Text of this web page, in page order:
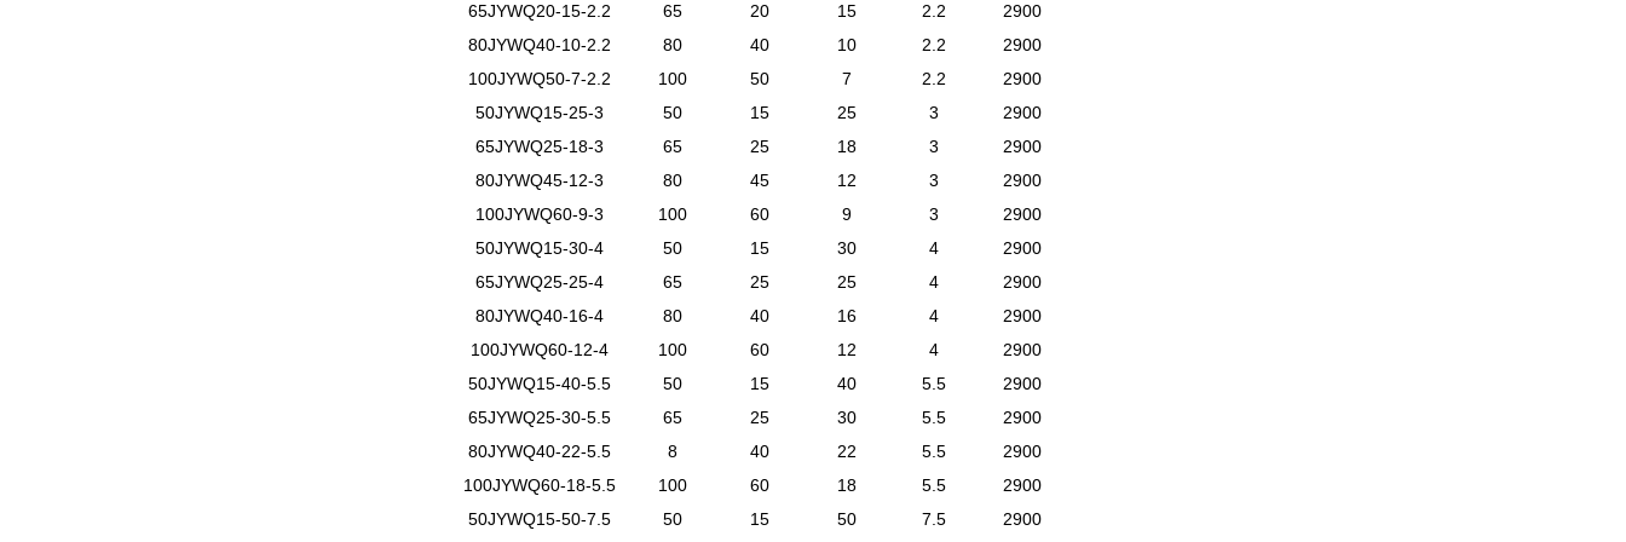
65JYWQ20-15-2.2
65 20 15 2.2
2900
80JYWQ40-10-2.2 80 40 10 2.2
2900
100JYWQ50-7-2.2 100 50 7 2.2
2900
50JYWQ15-25-3 50 15 25 3
2900
65JYWQ25-18-3 65 25 18 3
2900
80JYWQ45-12-3 80 45 12 3
2900
100JYWQ60-9-3 100 60 9 3
2900
50JYWQ15-30-4 50 15 30 4
2900
65JYWQ25-25-4 65 25 25 4
2900
80JYWQ40-16-4 80 40 16 4
2900
100JYWQ60-12-4 100 60 12 4
2900
50JYWQ15-40-5.5 50 15 40 5.5
2900
65JYWQ25-30-5.5 65 25 30 5.5
2900
80JYWQ40-22-5.5 8 40 22 5.5
2900
100JYWQ60-18-5.5 100 60 18 5.5
2900
50JYWQ15-50-7.5 50 15 50 7.5
2900